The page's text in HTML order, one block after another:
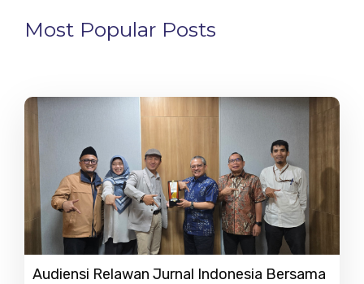
Most Popular Posts
Audiensi Relawan Jurnal Indonesia Bersama